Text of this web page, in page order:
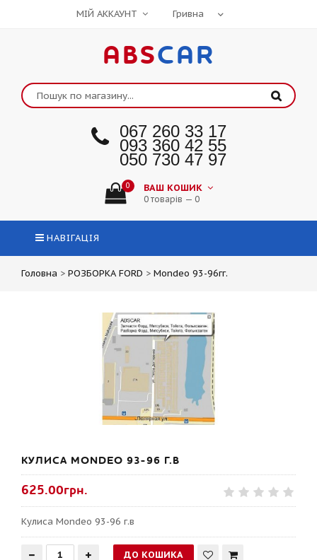
МІЙ АККАУНТ
ABSCAR
067 260 33 17
093 360 42 55
050 730 47 97
0 ВАШ КОШИК
0 товарів — 0
НАВІГАЦІЯ
Головна > РОЗБОРКА FORD > Mondeo 93-96гг.
КУЛИСА MONDEO 93-96 Г.В
625.00грн.
Кулиса Mondeo 93-96 г.в